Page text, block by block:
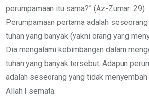
perumpamaan itu sama?” (Az-Zumar: 29)
Perumpamaan pertama adalah
tuhan yang banyak (yakni orang yang
Dia mengalami kebimbangan dalam
tuhan yang banyak tersebut. Adapun
adalah seseorang yang tidak
Allah I semata.